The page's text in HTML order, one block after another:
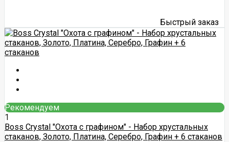
Быстрый заказ
Рекомендуем
1
Boss Crystal "Охота с графином" - Набор хрустальных
стаканов, Золото, Платина, Серебро, Графин + 6 стаканов